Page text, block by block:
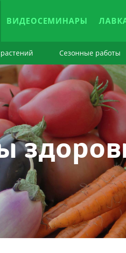
ВИДЕОСЕМИНАРЫ
Сезонные работы